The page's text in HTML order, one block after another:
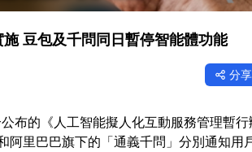
豆包及千問同日暫停智能體功能
分享
布的《人工智能擬人化互動服務管理暫
里巴巴旗下的「通義千問」分別通知用